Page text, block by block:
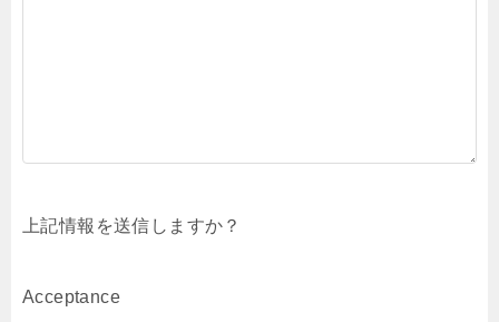
上記情報を送信しますか？
Acceptance